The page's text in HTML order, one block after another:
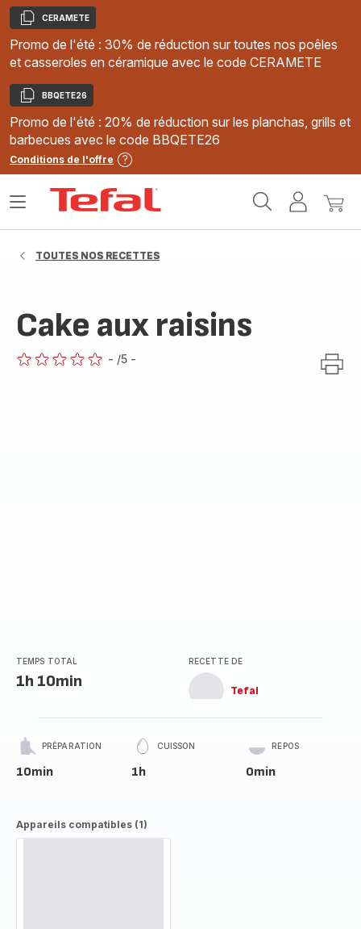
Copier
CERAMETE
Promo de l'été : 30% de réduction sur toutes nos poêles
et casseroles en céramique avec le code CERAMETE
Copier
BBQETE26
Promo de l'été : 20% de réduction sur les planchas, grills et
barbecues avec le code BBQETE26
Conditions de l'offre
MonMon
Ouvrir
TOUTES NOS RECETTES
Cake aux raisins
- /5 -
TEMPS TOTAL
1h 10min
RECETTE DE
Tefal
PRÉPARATION
10min
CUISSON
1h
REPOS
0min
Appareils compatibles (1)